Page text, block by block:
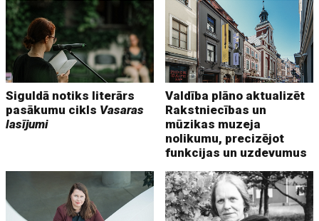
Siguldā notiks literārs
pasākumu cikls Vasaras
lasījumi
Valdība plāno aktualizēt
Rakstniecības un
mūzikas muzeja
nolikumu, precizējot
funkcijas un uzdevumus